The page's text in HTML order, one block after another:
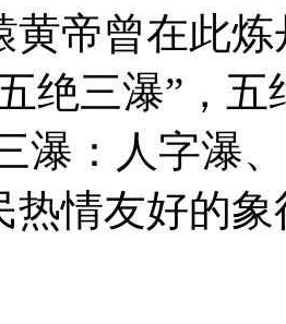
黄帝曾在此
绝三瀑”，
瀑：人字瀑
热情友好的